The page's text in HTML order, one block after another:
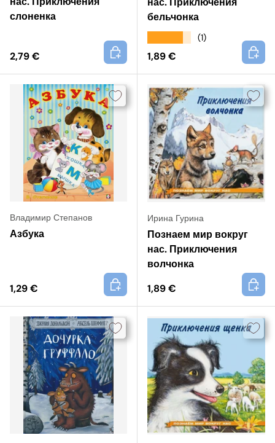
слоненка
2,79 €
+
бельчонка
(1)
1,89 €
+
Владимир Степанов
Азбука
1,29 €
+
Ирина Гурина
Познаем мир вокруг
нас. Приключения
волчонка
1,89 €
+